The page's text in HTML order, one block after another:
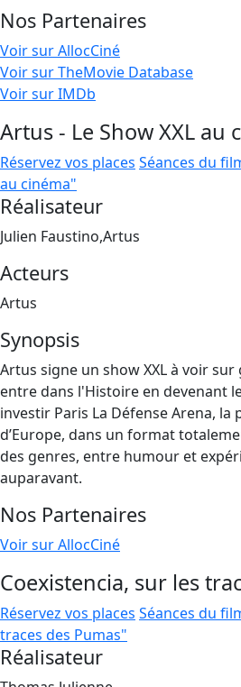
Nos Partenaires
Voir sur AllocCiné
Voir sur TheMovie Database
Voir sur IMDb
Artus - Le Show XXL au
Réservez vos places Séances du
au cinéma"
Réalisateur
Julien Faustino,Artus
Acteurs
Artus
Synopsis
Artus signe un show XXL à voir
entre dans l'Histoire en devenant
investir Paris La Défense Arena, la
d’Europe, dans un format
des genres, entre humour et
auparavant.
Nos Partenaires
Voir sur AllocCiné
Coexistencia, sur les
Réservez vos places Séances du
traces des Pumas"
Réalisateur